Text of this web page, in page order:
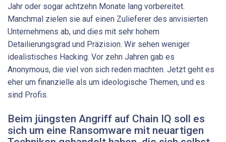
Jahr oder sogar achtzehn Monate lang vorbereitet.
Manchmal zielen sie auf einen Zulieferer des anvisierten
Unternehmens ab, und dies mit sehr hohem
Detailierungsgrad und Präzision. Wir sehen weniger
idealistisches Hacking. Vor zehn Jahren gab es
Anonymous, die viel von sich reden machten. Jetzt geht es
eher um finanzielle als um ideologische Themen, und es
sind Profis.
Beim jüngsten Angriff auf Chain IQ soll es
sich um eine Ransomware mit neuartigen